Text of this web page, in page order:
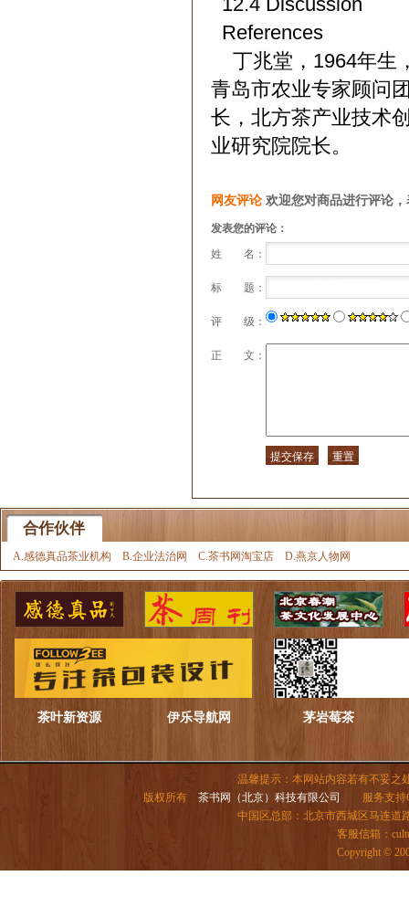
References
丁兆堂，1964年生
青岛市农业专家顾问
长，北方茶产业技术
业研究院院长。
网友评论 欢迎您对商品进行评论
发表您的评论：
姓 名：
标 题：
评 级：
正 文：
合作伙伴
A.感德真品茶业机构 B.企业法治网 C.茶书网淘宝店 D.燕京人物网
茶叶新资源 伊乐导航网 茅岩莓茶
温馨提示：本网站内容若有不妥之
版权所有茶书网（北京）科技有限公司
服务支持
中国区总部：北京市西城区马连道
客服信箱：
Copyright ©